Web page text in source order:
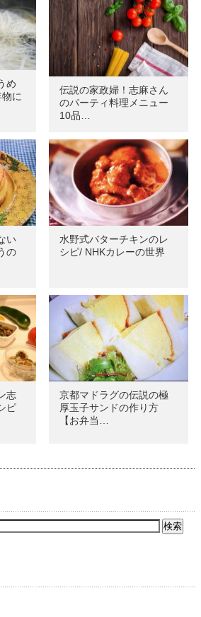
め
に
伝説の家政婦！志麻さん
のパーティ料理メニュー
10品…
い
の
水野式バターチキンのレ
シピ/ NHKカレーの世界
志
ピ
京都マドラグの伝説の極
厚玉子サンドの作り方
【お弁当…